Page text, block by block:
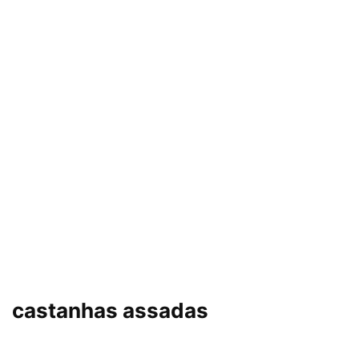
castanhas assadas